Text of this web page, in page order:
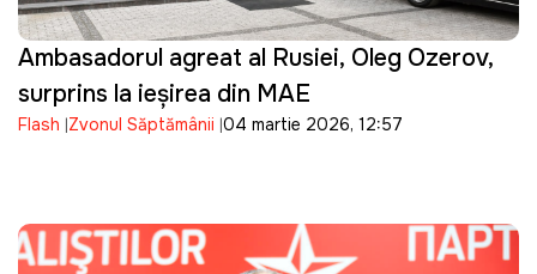
Ambasadorul agreat al Rusiei, Oleg Ozerov,
surprins la ieșirea din MAE
Flash Zvonul Săptămânii 04 martie 2026, 12:57